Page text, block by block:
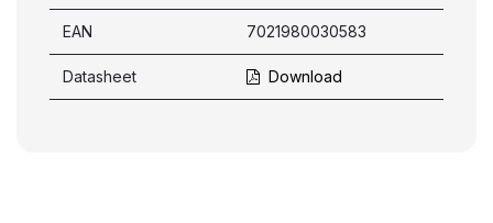
EAN 7021980030583
Datasheet Download